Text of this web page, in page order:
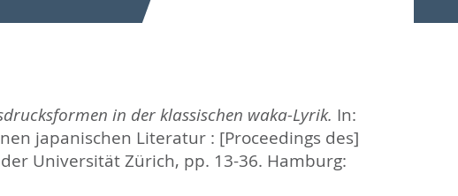
in der klassischen waka-Lyrik. In:
japanischen Literatur : [Proceedings des]
Universität Zürich, pp. 13-36. Hamburg: